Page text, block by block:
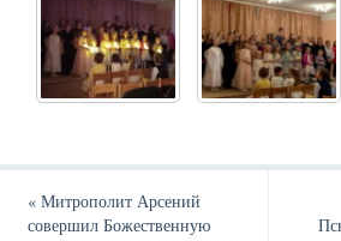
«Митрополит Арсений
совершил Божественную